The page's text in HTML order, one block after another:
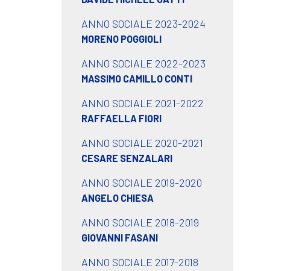
ANNO SOCIALE 2023-2024
MORENO POGGIOLI
ANNO SOCIALE 2022-2023
MASSIMO CAMILLO CONTI
ANNO SOCIALE 2021-2022
RAFFAELLA FIORI
ANNO SOCIALE 2020-2021
CESARE SENZALARI
ANNO SOCIALE 2019-2020
ANGELO CHIESA
ANNO SOCIALE 2018-2019
GIOVANNI FASANI
ANNO SOCIALE 2017-2018